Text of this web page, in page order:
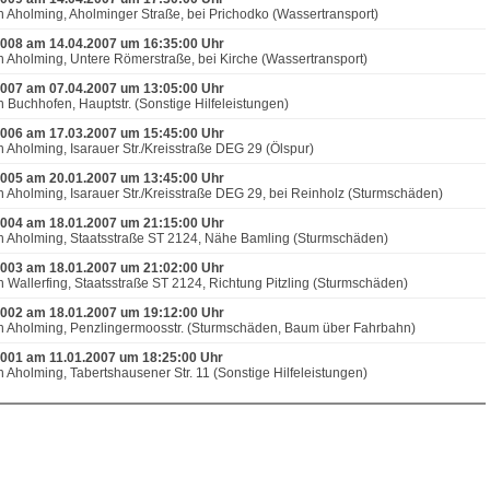
Aholming, Aholminger Straße, bei Prichodko (Wassertransport)
am 14.04.2007 um 16:35:00 Uhr
Aholming, Untere Römerstraße, bei Kirche (Wassertransport)
am 07.04.2007 um 13:05:00 Uhr
Buchhofen, Hauptstr. (Sonstige Hilfeleistungen)
am 17.03.2007 um 15:45:00 Uhr
Aholming, Isarauer Str./Kreisstraße DEG 29 (Ölspur)
am 20.01.2007 um 13:45:00 Uhr
Aholming, Isarauer Str./Kreisstraße DEG 29, bei Reinholz (Sturmschäden)
am 18.01.2007 um 21:15:00 Uhr
Aholming, Staatsstraße ST 2124, Nähe Bamling (Sturmschäden)
am 18.01.2007 um 21:02:00 Uhr
Wallerfing, Staatsstraße ST 2124, Richtung Pitzling (Sturmschäden)
am 18.01.2007 um 19:12:00 Uhr
Aholming, Penzlingermoosstr. (Sturmschäden, Baum über Fahrbahn)
am 11.01.2007 um 18:25:00 Uhr
Aholming, Tabertshausener Str. 11 (Sonstige Hilfeleistungen)